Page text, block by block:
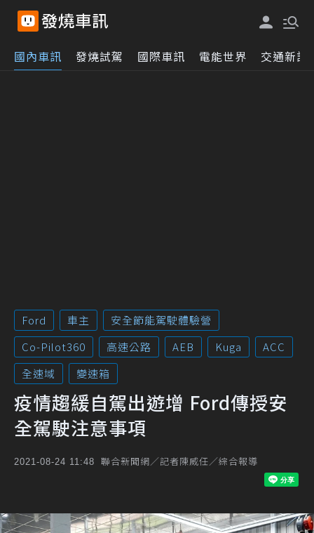
國內車訊 發燒試駕 國際車訊 電能世界 交通新訊
Ford 車主
安全節能駕駛體驗營
Co-Pilot360
高速公路 AEB Kuga
ACC
全速域
變速箱
疫情趨緩自駕出遊增 Ford傳授安
全駕駛注意事項
2021-08-24 11:48 聯合新聞網／記者陳威任／綜合報導